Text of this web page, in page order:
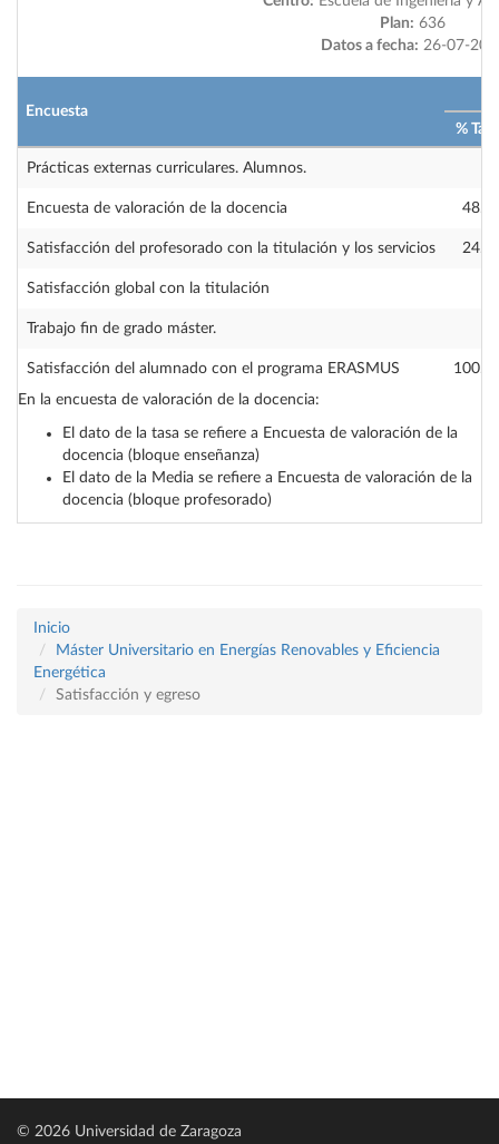
Plan: 636
Datos a fecha: 26-07-
Encuesta
% Tasa
Prácticas externas curriculares. Alumnos.
Encuesta de valoración de la docencia
Satisfacción del profesorado con la titulación y los servicios
Satisfacción global con la titulación
Trabajo fin de grado máster.
Satisfacción del alumnado con el programa ERASMUS
En la encuesta de valoración de la docencia:
El dato de la tasa se refiere a Encuesta de valoración de la
docencia (bloque enseñanza)
El dato de la Media se refiere a Encuesta de valoración de la
docencia (bloque profesorado)
Inicio
Máster Universitario en Energías Renovables y Eficiencia
Energética
Satisfacción y egreso
© 2026 Universidad de Zaragoza